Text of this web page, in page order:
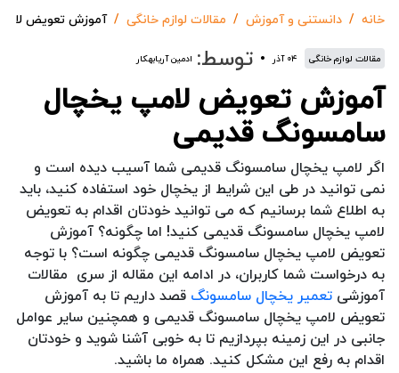
خانه دانستنی و آموزش مقالات لوازم خانگی آموزش تعویض
مقالات لوازم خانگی ۰۴ آذر توسط: ادمین آریابهکار
آموزش تعویض لامپ یخچال
سامسونگ قدیمی
اگر لامپ یخچال سامسونگ قدیمی شما آسیب دیده است و
نمی توانید در طی این شرایط از یخچال خود استفاده کنید، باید
به اطلاع شما برسانیم که می توانید خودتان اقدام به تعویض
لامپ یخچال سامسونگ قدیمی کنید! اما چگونه؟ آموزش
تعویض لامپ یخچال سامسونگ قدیمی چگونه است؟ با توجه
به درخواست شما کاربران، در ادامه این مقاله از سری مقالات
آموزشی تعمیر یخچال سامسونگ قصد داریم تا به آموزش
تعویض لامپ یخچال سامسونگ قدیمی و همچنین سایر عوامل
جانبی در این زمینه بپردازیم تا به خوبی آشنا شوید و خودتان
اقدام به رفع این مشکل کنید. همراه ما باشید.